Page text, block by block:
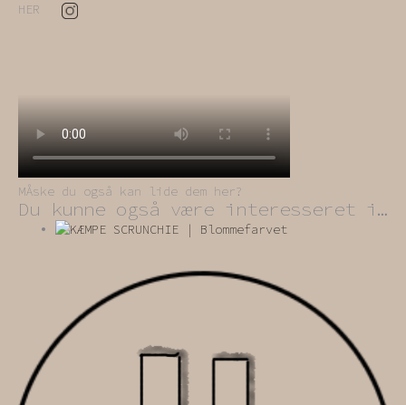
HER
MÅske du også kan lide dem her?
Du kunne også være interesseret i…